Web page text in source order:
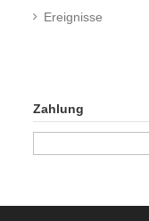
Ereignisse
Zahlung